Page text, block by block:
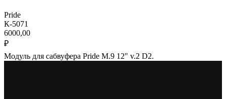
Pride
К-5071
6000,00
₽
Модуль для сабвуфера Pride M.9 12" v.2 D2.